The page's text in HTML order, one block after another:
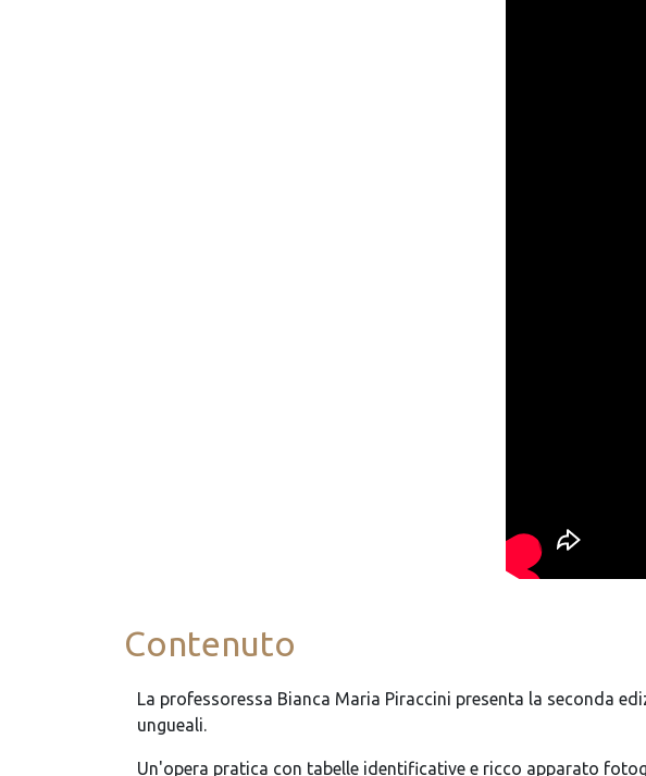
Contenuto
La professoressa Bianca Maria Piraccini presenta la seconda
ungueali.
Un'opera pratica con tabelle identificative e ricco apparato